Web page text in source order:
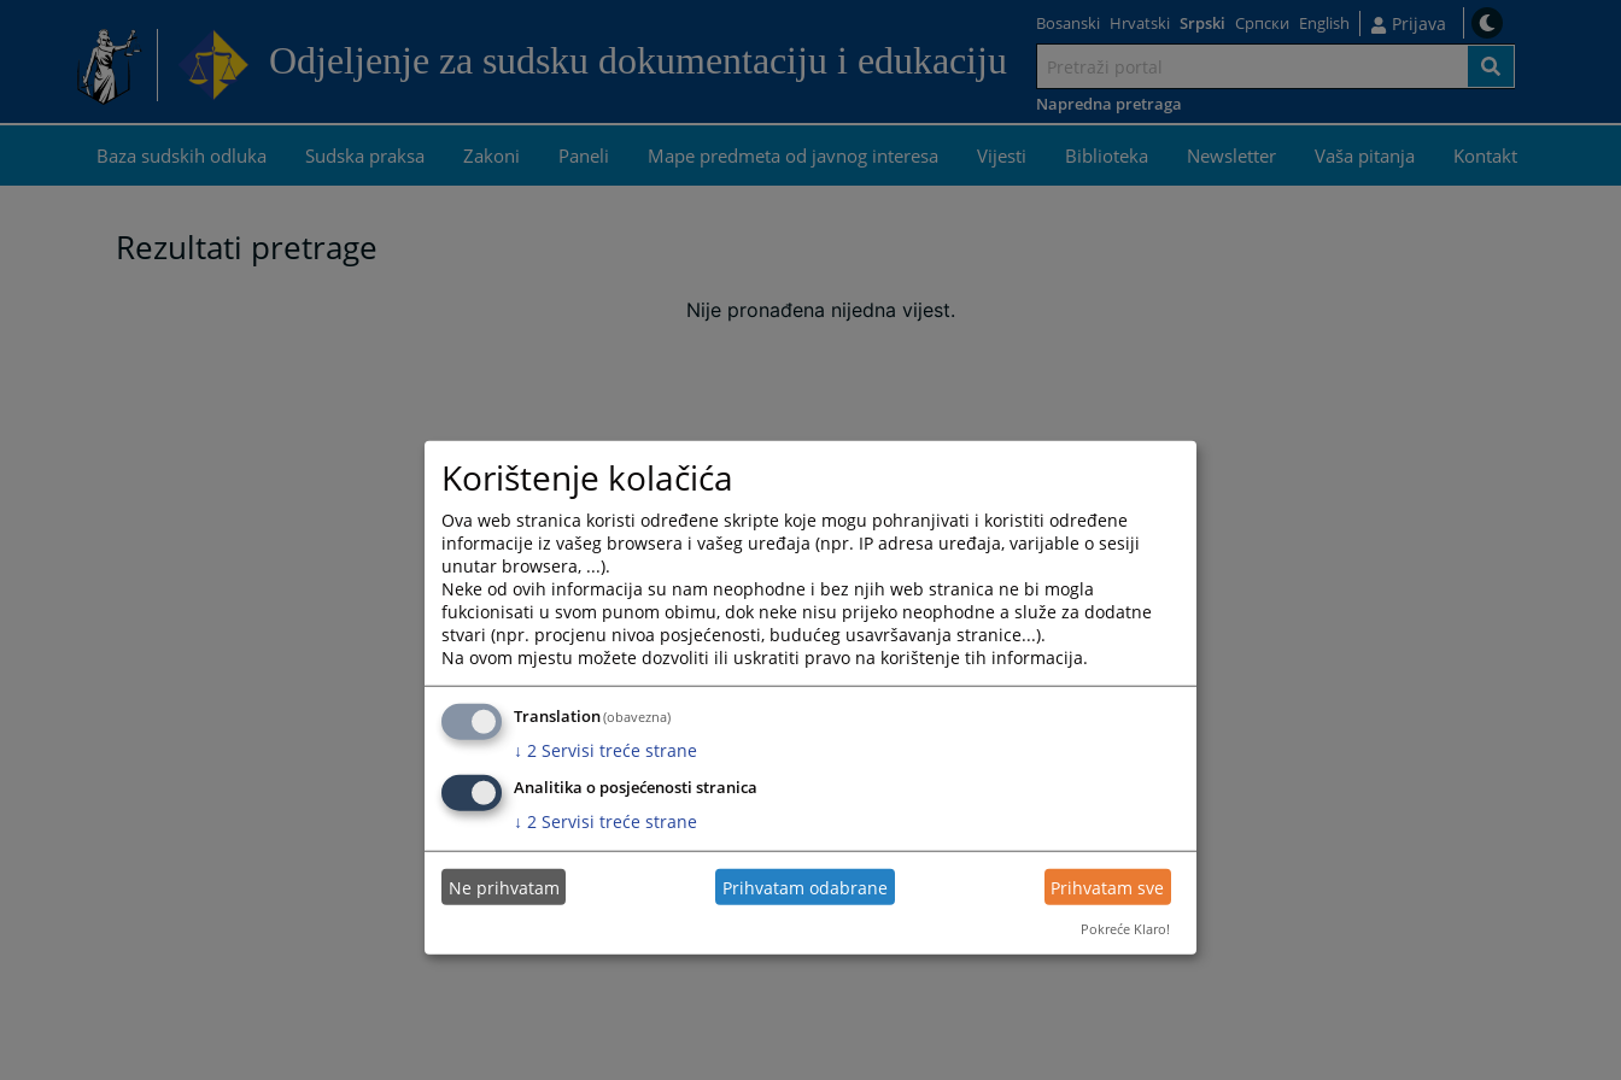
Odjeljenje za sudsku dokumentaciju i edukaciju
na
sadržaj
Bosanski Hrvatski Srpski Српски English Prijava
Napredna pretraga
Baza sudskih odluka Sudska praksa Zakoni Paneli Mape predmeta od javnog interesa Vijesti Biblioteka Newsletter Vaša pitanja Kontakt
Rezultati pretrage
Nije pronađena nijedna vijest.
Korištenje kolačića
Ova web stranica koristi određene skripte koje mogu pohranjivati i koristiti određene
informacije iz vašeg browsera i vašeg uređaja (npr. IP adresa uređaja, varijable o sesiji
unutar browsera, ...).
Neke od ovih informacija su nam neophodne i bez njih web stranica ne bi mogla
fukcionisati u svom punom obimu, dok neke nisu prijeko neophodne a služe za dodatne
stvari (npr. procjenu nivoa posjećenosti, budućeg usavršavanja stranice...).
Na ovom mjestu možete dozvoliti ili uskratiti pravo na korištenje tih informacija.
Translation(obavezna)
↓ 2 Servisi treće strane
Analitika o posjećenosti stranica
↓ 2 Servisi treće strane
Ne prihvatam Prihvatam odabrane Prihvatam sve
Pokreće Klaro!